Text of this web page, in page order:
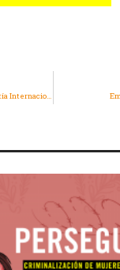
Informe 20/21 Amnistía Internacional: la situación de los DDHH en el mundo